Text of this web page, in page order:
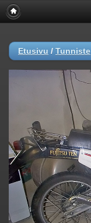
Etusivu / Tunniste